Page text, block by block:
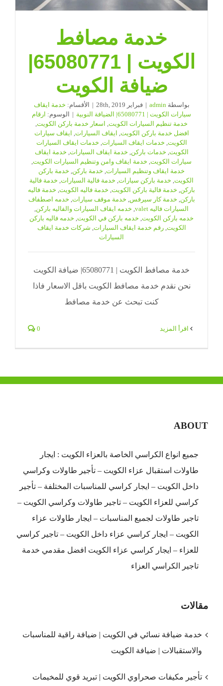
خدمة مصافط
الكويت | 65080771|
ضيافة الكويت
بواسطة admin
| فبراير 28th, 2019 | الأقسام: خدمة ايقاف
سيارات الكويت | 65080771| الضيافة النوبية
| الوسوم: ارقام
خدمة تنظيم السيارات الكويت اسعار خدمة باركن الكويت
افضل خدمة باركن الكويت ايقاف السيارات ايقاف سيارات
الكويت خدمات ايقاف السيارات خدمات ايقاف السيارات
الكويت خدمات باركن خدمة ايقاف السيارات خدمة ايقاف
سيارات الكويت خدمة ايقاف وامن وتنظيم السيارات الكويت
خدمة ايقاف وتنظيم السيارات خدمة باركن خدمة باركن
الكويت خدمة باركن سيارات خدمة فالية السيارات خدمة فالية
باركن خدمة فالية باركن الكويت خدمة فاليه الكويت خدمة فاليه
باركن خدمة كار سيرفس خدمة موقف سيارات خدمه اصطفاف
السيارات فاليه valet
خدمه ايقاف السيارات والفاليه باركن
خدمه باركن الكويت خدمه باركن في الكويت خدمه فاليه باركن
الكويت ,رقم خدمة ايقاف السيارات شركات خدمة ايقاف
السيارات
خدمة مصافط الكويت | 65080771| ضيافة الكويت
نحن نقدم خدمة مصافط الكويت باقل الاسعار فاذا
كنت تبحث عن خدمة مصافط
0
ABOUT
جميع انواع الكراسي الخاصة بالعزاء الكويت : ايجار
طاولات استقبال عزاء الكويت – تأجير طاولات وكراسي
داخل الكويت – ايجار كراسي للمناسبات المختلفة – تأجير
كراسي للعزاء الكويت – تاجير طاولات وكراسي الكويت –
تاجير طاولات لجميع المناسبات – ايجار طاولات عزاء
الكويت – ايجار كراسي عزاء داخل الكويت – تاجير كراسي
للعزاء – ايجار كراسي عزاء الكويت افضل مقدمي خدمة
تاجير الكراسي العزاء
مقالات
خدمة ضيافة نسائي في الكويت | ضيافة راقية للمناسبات
والاستقبالات | ضيافة الكويت
تأجير مكيفات صحراوي الكويت | تبريد قوي للمخيمات